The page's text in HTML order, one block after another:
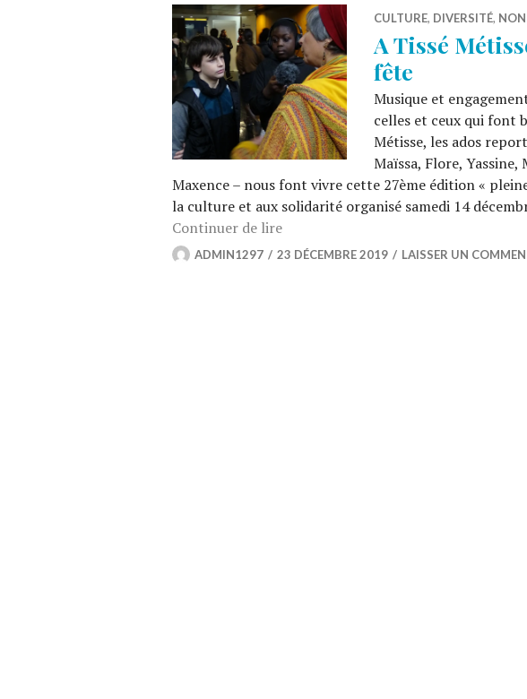
CULTURE, DIVERSITÉ, NON
A Tissé
fête
Musique et
celles et ceux qui font
Métisse, les ados
Maïssa, Flore, Yassine,
Maxence – nous font vivre cette 27ème édition «
la culture et aux solidarité organisé samedi 14
Continuer de lireA Tissé Métisse, la solidarité est en fête
ADMIN1297 23 DÉCEMBRE 2019 LAISSER UN